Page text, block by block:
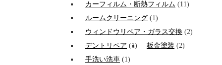
カーフィルム・断熱フィルム (11)
ルームクリーニング (1)
ウィンドウリペア・ガラス交換 (2)
デントリペア (1) 板金塗装 (2)
手洗い洗車 (1)